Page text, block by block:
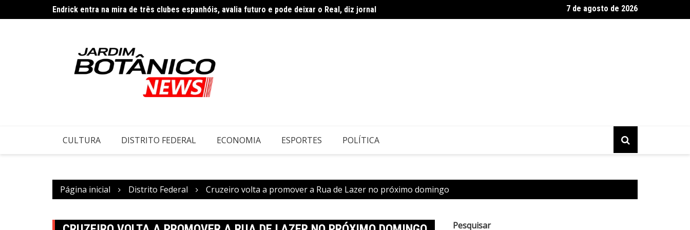
para
Endrick entra na mira de três clubes espanhóis, avalia futuro e pode deixar o Real, diz jornal PMDF prende suspeito de homicídio pouco após crime no Itapoã
7 de agosto de 2026
CULTURA DISTRITO FEDERAL ECONOMIA ESPORTES POLÍTICA
Página inicial Distrito Federal Cruzeiro volta a promover a Rua de Lazer no próximo domingo
Pesquisar